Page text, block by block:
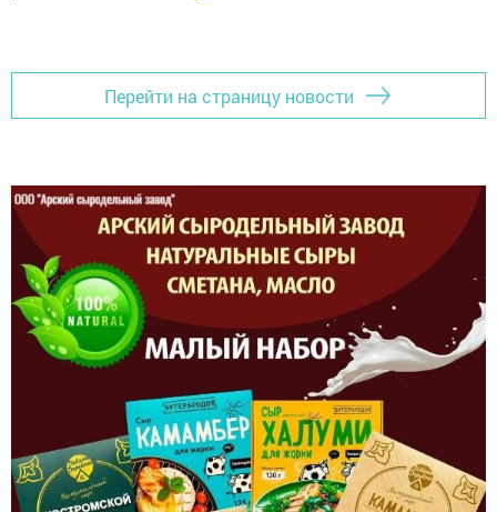
Перейти на страницу новости